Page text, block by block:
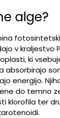
alge?
v kraljestvo
ki
absorbirajo
energijo.
do temno
klorofila ter